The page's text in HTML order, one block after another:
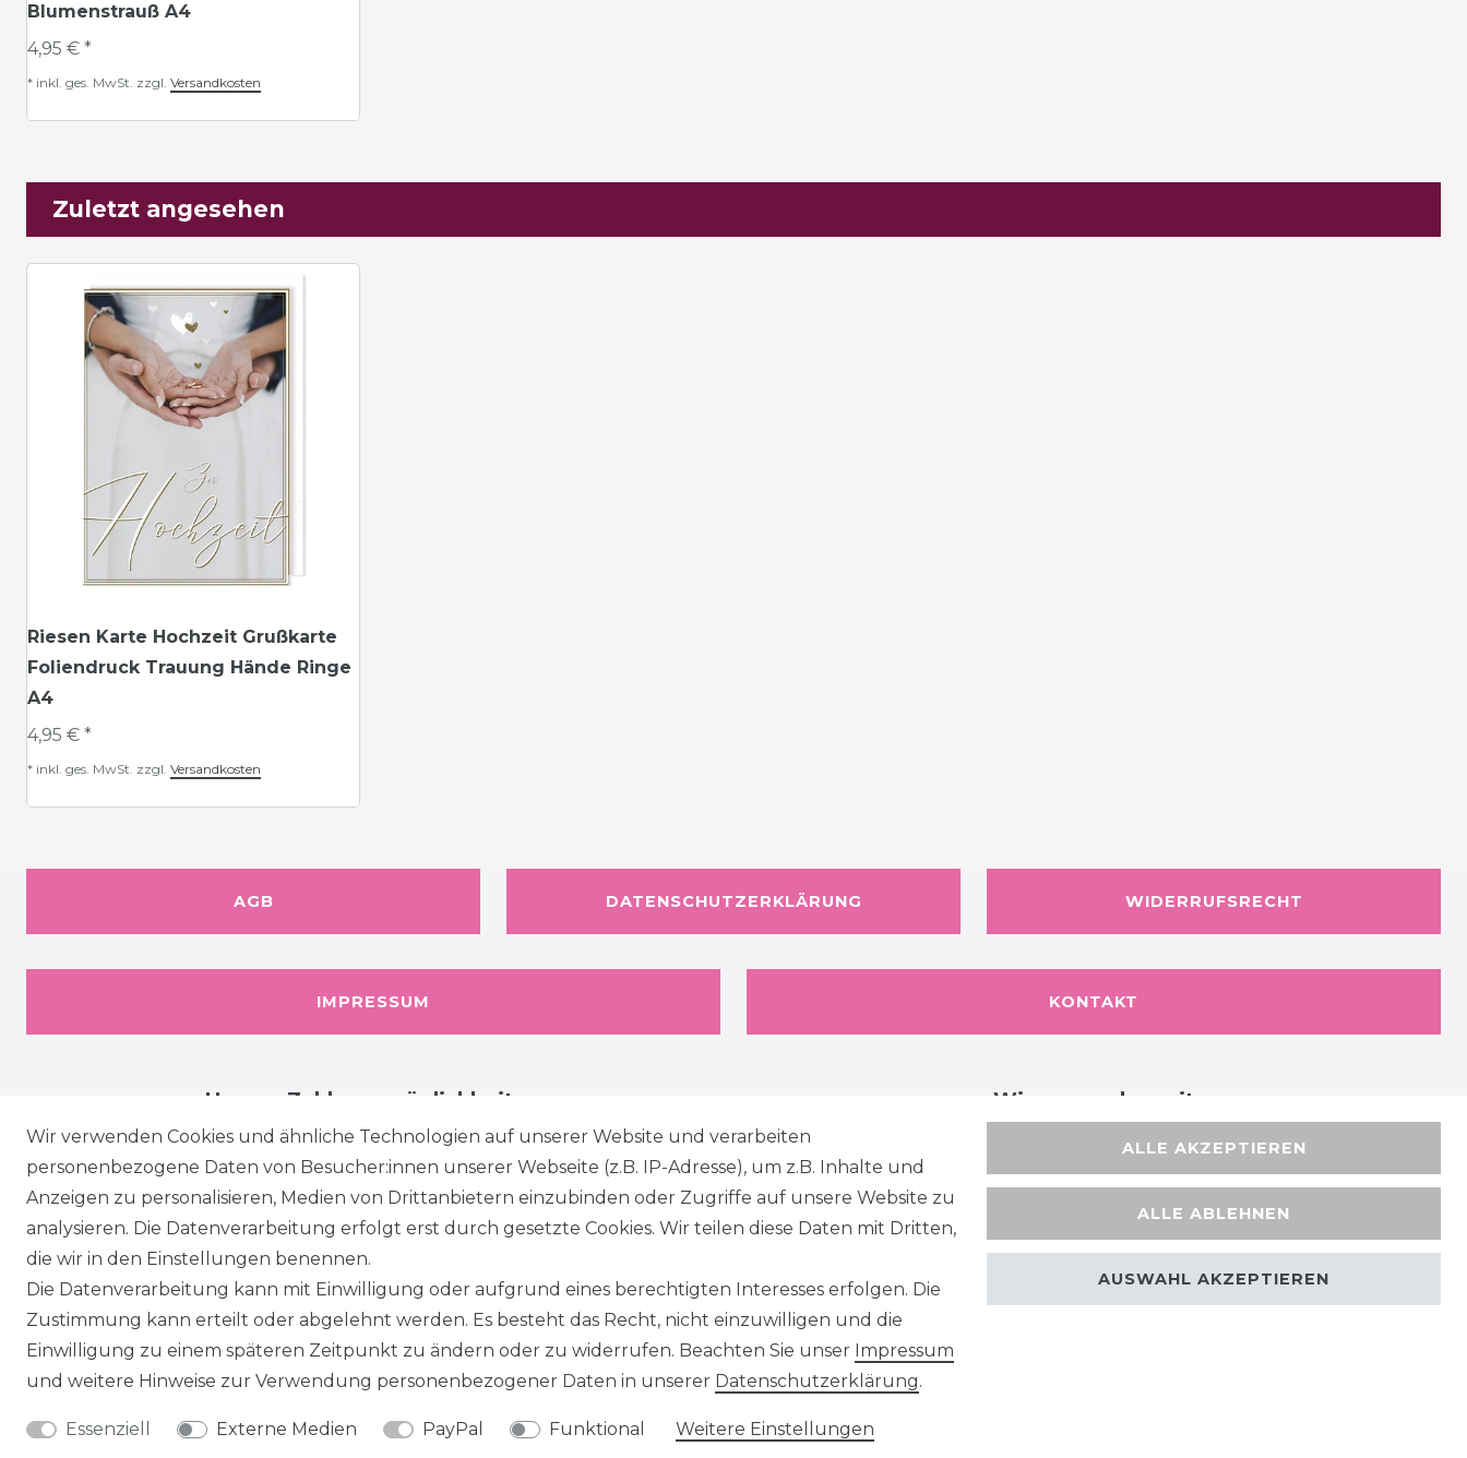
Blumenstrauß A4
4,95 € *
* inkl. ges. MwSt. zzgl. Versandkosten
Zuletzt angesehen
Riesen Karte Hochzeit Grußkarte
Foliendruck Trauung Hände Ringe
A4
4,95 € *
* inkl. ges. MwSt. zzgl. Versandkosten
AGB DATENSCHUTZERKLÄRUNG WIDERRUFSRECHT
IMPRESSUM KONTAKT
Unsere Zahlungsmöglichkeiten Wir versenden mit
Wir verwenden Cookies und ähnliche Technologien auf unserer Website und verarbeiten
personenbezogene Daten von Besucher:innen unserer Webseite (z.B. IP-Adresse), um z.B. Inhalte und
Anzeigen zu personalisieren, Medien von Drittanbietern einzubinden oder Zugriffe auf unsere Website zu
analysieren. Die Datenverarbeitung erfolgt erst durch gesetzte Cookies. Wir teilen diese Daten mit Dritten,
die wir in den Einstellungen benennen.
Die Datenverarbeitung kann mit Einwilligung oder aufgrund eines berechtigten Interesses erfolgen. Die
Zustimmung kann erteilt oder abgelehnt werden. Es besteht das Recht, nicht einzuwilligen und die
Einwilligung zu einem späteren Zeitpunkt zu ändern oder zu widerrufen. Beachten Sie unser Impressum
und weitere Hinweise zur Verwendung personenbezogener Daten in unserer Daten­schutz­erklärung.
Essenziell Externe Medien PayPal Funktional Weitere Einstellungen
ALLE AKZEPTIEREN
ALLE ABLEHNEN
AUSWAHL AKZEPTIEREN